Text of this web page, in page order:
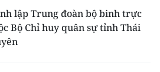
lập Trung đoàn bộ binh trực
Bộ Chỉ huy quân sự tỉnh Thái